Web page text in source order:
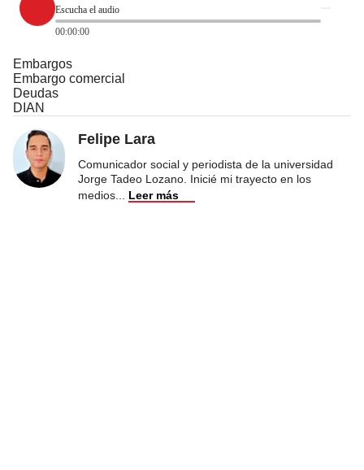
Escucha el audio
00:00:00
Embargos
Embargo comercial
Deudas
DIAN
Felipe Lara
Comunicador social y periodista de la universidad
Jorge Tadeo Lozano. Inicié mi trayecto en los
medios
Leer más